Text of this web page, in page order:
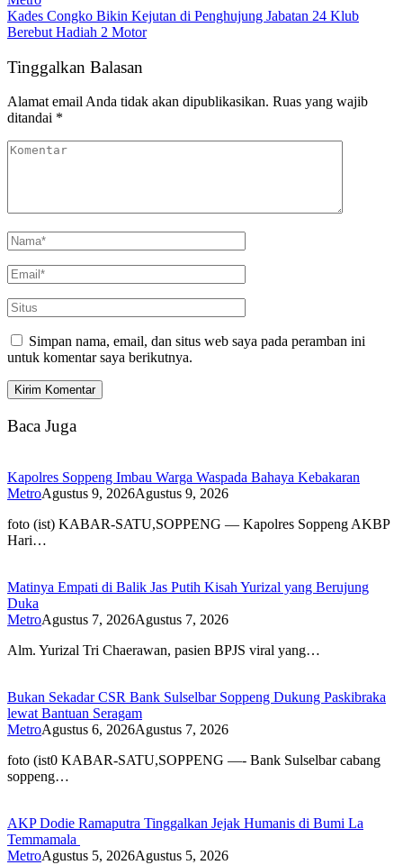
Kades Congko Bikin Kejutan di Penghujung Jabatan 24 Klub
Berebut Hadiah 2 Motor
Tinggalkan Balasan
Alamat email Anda tidak akan dipublikasikan. Ruas yang wajib
ditandai *
Simpan nama, email, dan situs web saya pada peramban ini
untuk komentar saya berikutnya.
Baca Juga
Kapolres Soppeng Imbau Warga Waspada Bahaya Kebakaran
MetroAgustus 9, 2026Agustus 9, 2026
foto (ist) KABAR-SATU,SOPPENG — Kapolres Soppeng AKBP
Hari…
Matinya Empati di Balik Jas Putih Kisah Yurizal yang Berujung
Duka
MetroAgustus 7, 2026Agustus 7, 2026
Alm. Yurizal Tri Chaerawan, pasien BPJS viral yang…
Bukan Sekadar CSR Bank Sulselbar Soppeng Dukung Paskibraka
lewat Bantuan Seragam
MetroAgustus 6, 2026Agustus 7, 2026
foto (ist0 KABAR-SATU,SOPPENG —- Bank Sulselbar cabang
soppeng…
AKP Dodie Ramaputra Tinggalkan Jejak Humanis di Bumi La
Temmamala
MetroAgustus 5, 2026Agustus 5, 2026